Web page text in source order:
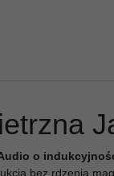
o
bez rdzenia